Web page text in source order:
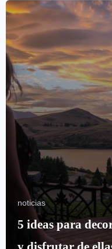
noticias
5 ideas para